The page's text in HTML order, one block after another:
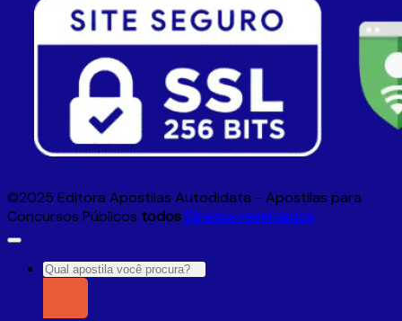
©2025 Editora Apostilas Autodidata - Apostilas para
Concursos Públicos todosDireitos reservados
Pesquisar